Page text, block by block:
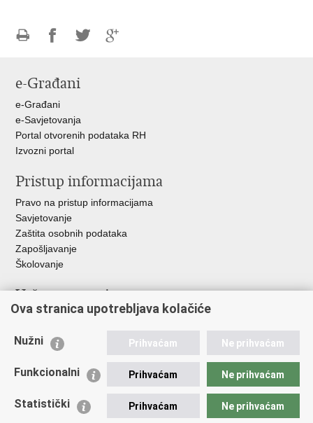
FacebookuTwitteru
e-Građani
e-Građani
e-Savjetovanja
Portal otvorenih podataka RH
Izvozni portal
Pristup informacijama
Pravo na pristup informacijama
Savjetovanje
Zaštita osobnih podataka
Zapošljavanje
Školovanje
Važne poveznice
Ministarstvo unutarnjih poslova
Udruge
Policijska akademija
Zaklada policijske solidarnosti
Ova stranica upotrebljava kolačiće
Nužni Prihvaćam Ne prihvaćam
Funkcionalni Prihvaćam Ne prihvaćam
Statistički Prihvaćam Ne prihvaćam